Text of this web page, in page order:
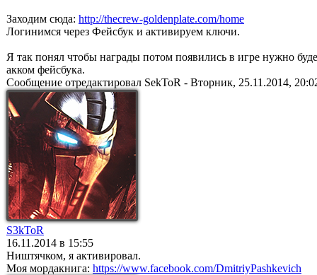
Заходим сюда: http://thecrew-goldenplate.com/home
Логинимся через Фейсбук и активируем ключи.
Я так понял чтобы награды потом появились в игре нужно
акком фейсбука.
Сообщение отредактировал SekToR - Вторник, 25.11.2014,
S3kToR
16.11.2014 в 15:55
Ништячком, я активировал.
Моя мордакнига: https://www.facebook.com/DmitriyPashkevich